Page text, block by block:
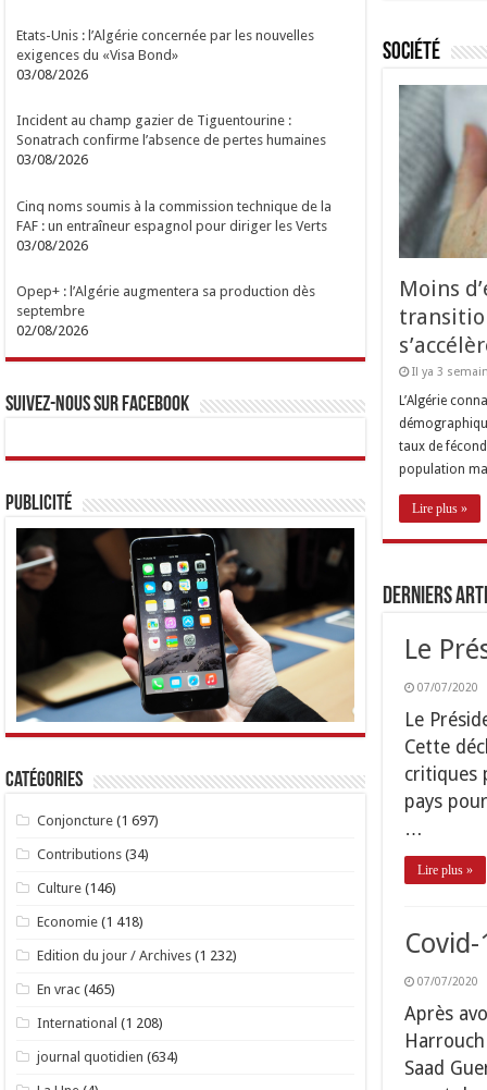
Société
Moins
Il ya 3
L’Algérie
taux de
population
Lire plus »
Derniers
Le
07/07/2020
Le
Cette
critiques
pays
…
Lire plus »
07/07/2020
Après
Saad
Etats-Unis : l’Algérie concernée par les nouvelles
exigences du «Visa Bond»
03/08/2026
Incident au champ gazier de Tiguentourine :
Sonatrach confirme l’absence de pertes humaines
03/08/2026
Cinq noms soumis à la commission technique de la
FAF : un entraîneur espagnol pour diriger les Verts
03/08/2026
Opep+ : l’Algérie augmentera sa production dès
septembre
02/08/2026
Suivez-nous sur Facebook
Publicité
Catégories
Conjoncture (1 697)
Contributions (34)
Culture (146)
Economie (1 418)
Edition du jour / Archives (1 232)
En vrac (465)
International (1 208)
journal quotidien (634)